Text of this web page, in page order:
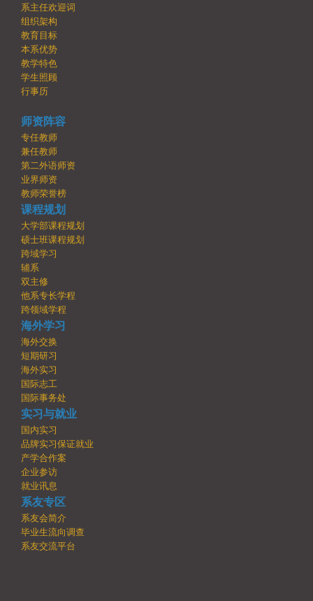
系主任欢迎词
组织架构
教育目标
本系优势
教学特色
学生照顾
行事历
师资阵容
专任教师
兼任教师
第二外语师资
业界师资
教师荣誉榜
课程规划
大学部课程规划
硕士班课程规划
跨域学习
辅系
双主修
他系专长学程
跨领域学程
海外学习
海外交换
短期研习
海外实习
国际志工
国际事务处
实习与就业
国内实习
品牌实习保证就业
产学合作案
企业参访
就业讯息
系友专区
系友会简介
毕业生流向调查
系友交流平台